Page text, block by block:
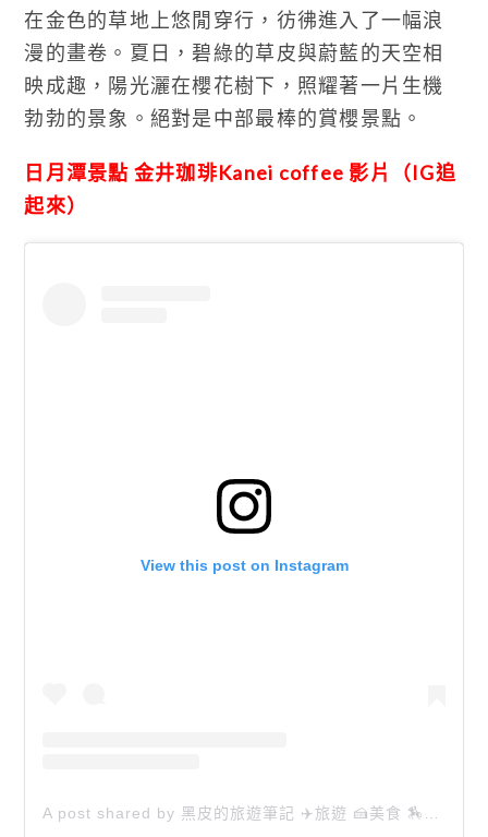
在金色的草地上悠閒穿行，彷彿進入了一幅浪
漫的畫卷。夏日，碧綠的草皮與蔚藍的天空相
映成趣，陽光灑在櫻花樹下，照耀著一片生機
勃勃的景象。絕對是中部最棒的賞櫻景點。
日月潭景點 金井珈琲Kanei coffee 影片（IG追
起來）
View this post on Instagram